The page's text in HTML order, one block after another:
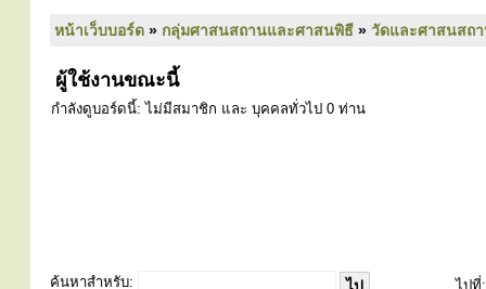
หน้าเว็บบอร์ด » กลุ่มศาสนสถานและศาสนพิธี » วัดและศาสนสถ
ผู้ใช้งานขณะนี้
กำลังดูบอร์ดนี้: ไม่มีสมาชิก และ บุคคลทั่วไป 0 ท่าน
ค้นหาสำหรับ: ไปที่: